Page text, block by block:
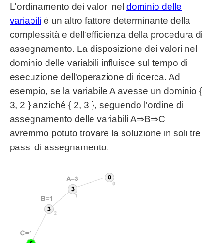
L'ordinamento dei valori nel dominio delle
variabili è un altro fattore determinante della
complessità e dell'efficienza della procedura di
assegnamento. La disposizione dei valori nel
dominio delle variabili influisce sul tempo di
esecuzione dell'operazione di ricerca. Ad
esempio, se la variabile A avesse un dominio {
3, 2 } anziché { 2, 3 }, seguendo l'ordine di
assegnamento delle variabili A⇒B⇒C
avremmo potuto trovare la soluzione in soli tre
passi di assegnamento.